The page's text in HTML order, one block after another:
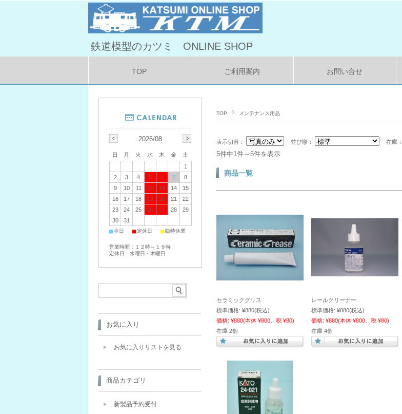
鉄道模型のカツミ ONLINE SHOP
TOP ご利用案内 お問い合せ
TOP メンテナンス用品
表示切替： 並び順： 在庫：
5件中1件～5件を表示
商品一覧
セラミックグリス
標準価格: ¥880(税込)
価格: ¥880(本体 ¥800、税 ¥80)
在庫 2個
レールクリーナー
標準価格: ¥880(税込)
価格: ¥880(本体 ¥800、税 ¥80)
在庫 4個
2026/08
日 月 火 水 木 金
土
1
2
3 4 5 6 7
8
9
10 11 12 13 14
15
16
17 18 19 20 21
22
23
24 25 26 27 28
29
30
31
■今日 ■定休日 ■臨時休業
営業時間：１２時～１９時
定休日：水曜日・木曜日
お気に入り
お気に入りリストを見る
商品カテゴリ
新製品予約受付